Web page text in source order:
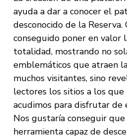
ayuda a dar a conocer el
desconocido de la Reserva.
conseguido poner en valor
totalidad, mostrando no
emblemáticos que atraen
muchos visitantes, sino
lectores los sitios a los que
acudimos para disfrutar de
Nos gustaría conseguir
herramienta capaz de